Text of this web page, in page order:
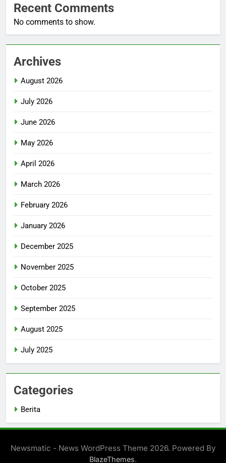
Recent Comments
No comments to show.
Archives
August 2026
July 2026
June 2026
May 2026
April 2026
March 2026
February 2026
January 2026
December 2025
November 2025
October 2025
September 2025
August 2025
July 2025
Categories
Berita
Newsmatic - News WordPress Theme 2026. Powered By
BlazeThemes.